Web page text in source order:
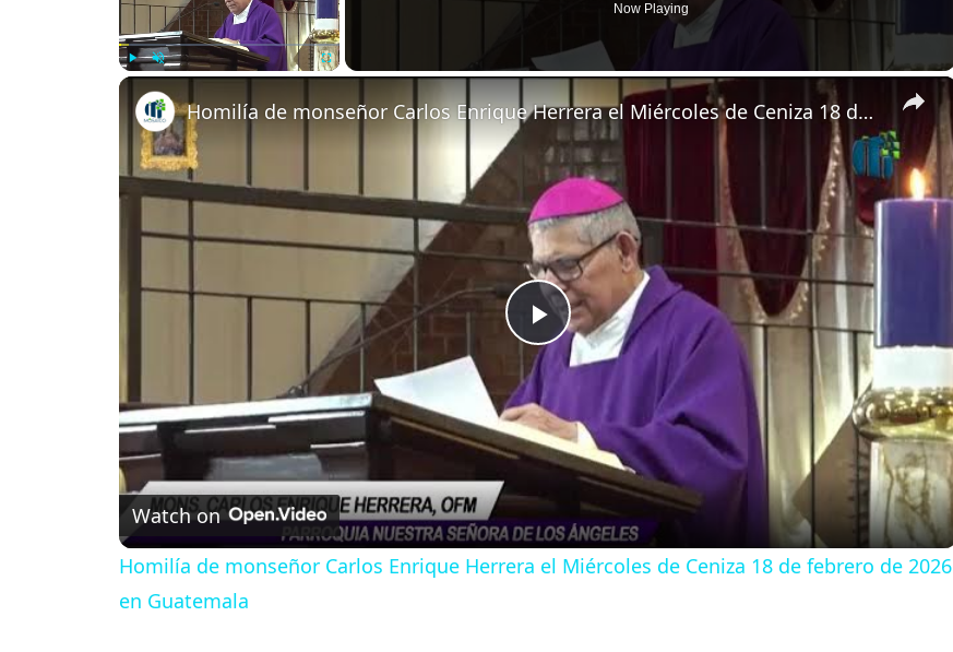
Play Unmute Fullscreen
Now Playing
×
P
l
a
y
Homilía de monseñor Carlos Enrique Herrera el Miércoles de Ceniza 18 de febrero de 2026 en Guatemala
Watch on
Homilía de monseñor Carlos Enrique Herrera el Miércoles de Ceniza 18 de febrero de 2026
en Guatemala